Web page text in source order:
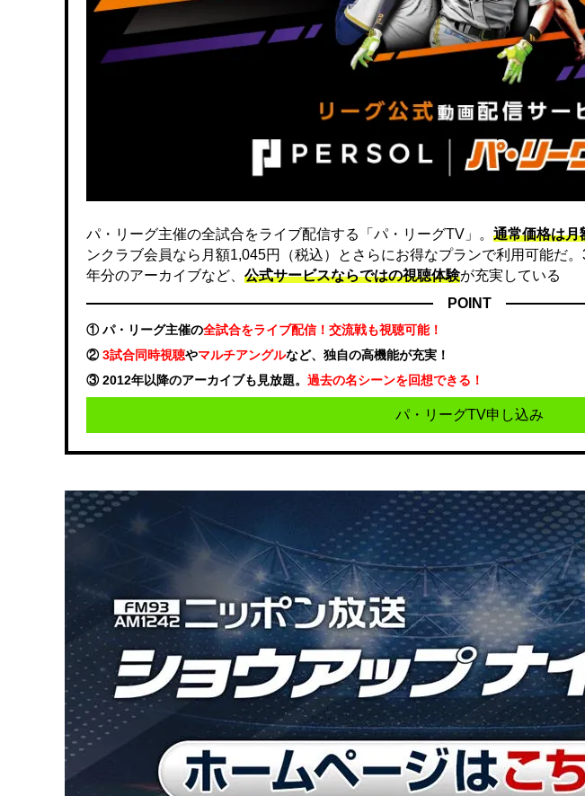
パ・リーグ主催の全試合をライブ配信する「パ・リーグTV」。 通常価格は月
ンクラブ会員なら月額1,045円（税込）とさらにお得なプランで利用可能だ
年分のアーカイブなど、 公式サービスならではの視聴体験が充実している
POINT
① パ・リーグ主催の全試合をライブ配信！交流戦も視聴可能！
②3試合同時視聴やマルチアングルなど、独自の高機能が充実！
③ 2012年以降のアーカイブも見放題。 過去の名シーンを回想できる！
パ・リーグTV申し込み